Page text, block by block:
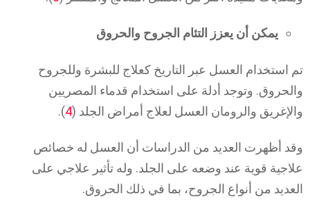
يمكن أن يعزز التئام الجروح والحروق
تم استخدام العسل عبر التاريخ كعلاج للبشرة وللجروح
والحروق. وتوجد أدلة على استخدام قدماء المصريين
والإغريق والرومان العسل لعلاج أمراض الجلد (4
).
وقد أظهرت العديد من الدراسات أن العسل له خصائص
علاجية قوية عند وضعه على الجلد. وله تأثير علاجي على
العديد من أنواع الجروح، بما في ذلك الحروق.